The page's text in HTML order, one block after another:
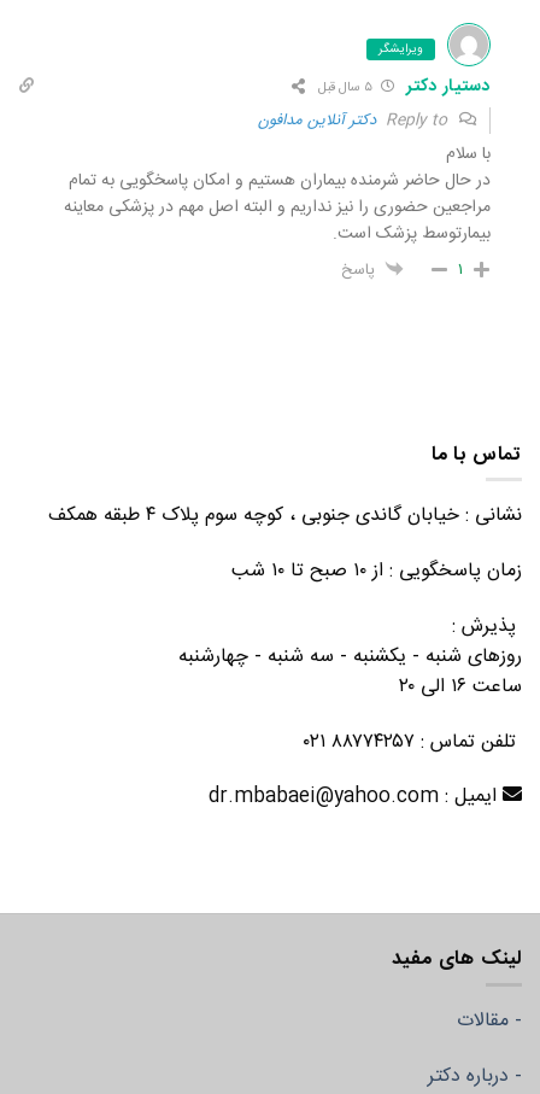
ویرایشگر
دستیار دکتر
دکتر آنلاین مدافون
با سلام
در حال حاضر شرمنده بیماران هستیم و امکان پاسخگویی به تمام
مراجعین حضوری را نیز نداریم و البته اصل مهم در پزشکی معاینه
بیمارتوسط پزشک است.
۱ پاسخ
تماس با ما
نشانی : خیابان گاندی جنوبی ، کوچه سوم پلاک ۴ طبقه همکف
زمان پاسخگویی : از ۱۰ صبح تا ۱۰ شب
پذیرش :
روزهای شنبه - یکشنبه - سه شنبه - چهارشنبه
ساعت ۱۶ الی ۲۰
تلفن تماس : ۸۸۷۷۴۲۵۷ ۰۲۱
ایمیل : dr.mbabaei@yahoo.com
لینک های مفید
- مقالات
- درباره دکتر